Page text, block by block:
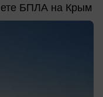
БПЛА на Крым